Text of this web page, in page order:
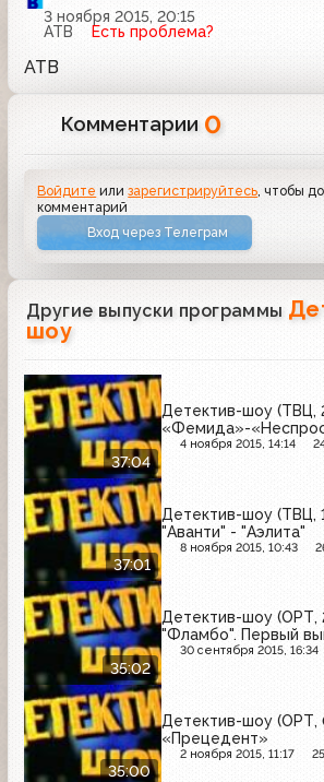
3 ноября 2015, 20:15
АТВ
Есть проблема?
АТВ
Комментарии 0
Войдите илизарегистрируйтесь , чтобы
комментарий
Вход через Телеграм
Другие выпуски программы
шоу
37:04
Детектив-шоу (ТВЦ,
«Фемида»-
4 ноября 2015, 14:14
37:01
Детектив-шоу (ТВЦ,
"Аванти" - "Аэлита"
8 ноября 2015, 10:43
35:02
Детектив-шоу (ОРТ,
"Фламбо". Первый
30 сентября 2015, 16:34
35:00
Детектив-шоу (ОРТ,
«Прецедент»
2 ноября 2015, 11:17